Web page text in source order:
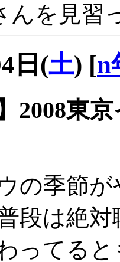
んを見習
日(土) [n
2008東
の季節
段は絶
ってる